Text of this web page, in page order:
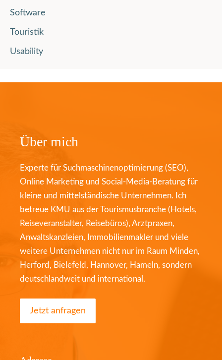
Software
Touristik
Usability
Über mich
Experte für Suchmaschinenoptimierung (SEO),
Online Marketing und Social-Media-Beratung für
kleine und mittelständische Unternehmen. Ich
betreue KMU aus der Tourismusbranche (Hotels,
Reiseveranstalter, Reisebüros), Arztpraxen,
Anwaltskanzleien, Immobilienmakler und viele
weitere Unternehmen nicht nur im Raum Minden,
Herford, Bielefeld, Hannover, Hameln, sondern
deutschlandweit und international.
Jetzt anfragen